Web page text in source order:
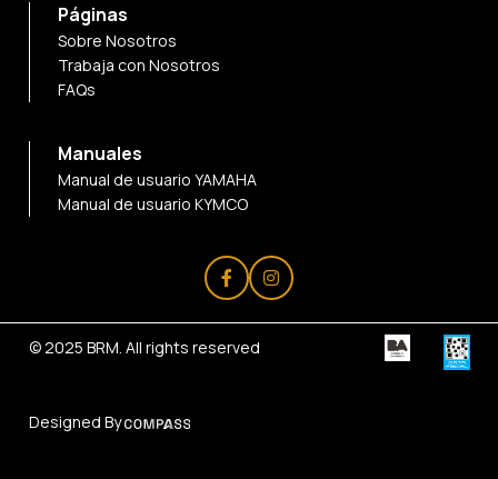
Páginas
Sobre Nosotros
Trabaja con Nosotros
FAQs
Manuales
Manual de usuario YAMAHA
Manual de usuario KYMCO
© 2025 BRM. All rights reserved
Designed By